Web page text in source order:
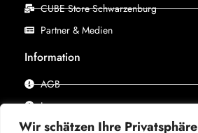
Wir schätzen Ihre Privatsphäre
CUBE Store Schwarzenburg
Partner & Medien
Information
AGB
Impressum
Datenschutz